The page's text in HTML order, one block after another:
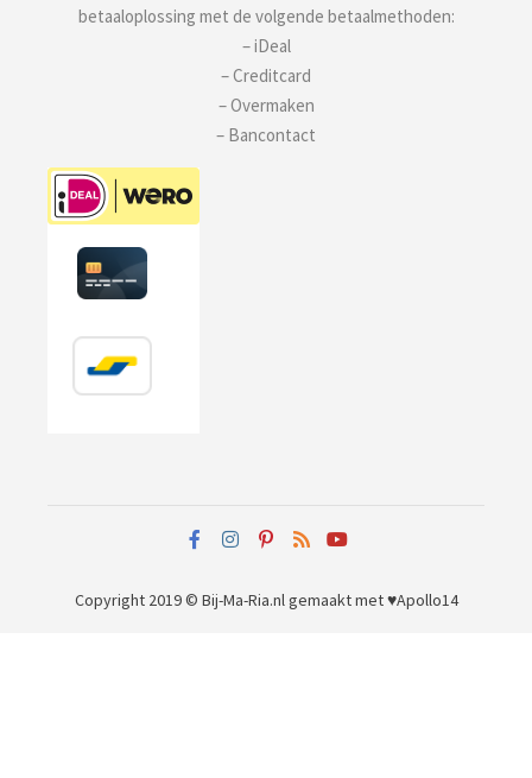
betaaloplossing met de volgende betaalmethoden:
– iDeal
– Creditcard
– Overmaken
– Bancontact
Copyright 2019 © Bij-Ma-Ria.nlgemaakt met ♥Apollo14